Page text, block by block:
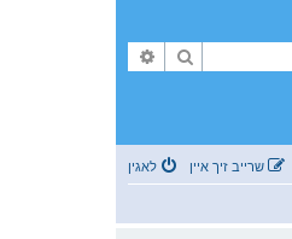
זוך
לאגין שרייב זיך איין